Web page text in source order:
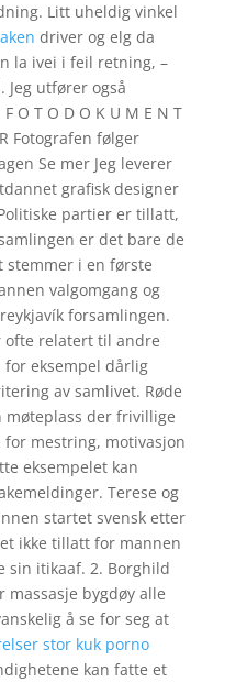
Litt uheldig vinkel
driver og elg da
la ivei i feil retning, –
Jeg utfører også
O T O D O K U M E N T
Fotografen følger
Se mer Jeg leverer
grafisk designer
partier er tillatt,
er det bare de
stemmer i en første
valgomgang og
forsamlingen.
ofte relatert til andre
eksempel dårlig
av samlivet. Røde
møteplass der frivillige
mestring, motivasjon
eksempelet kan
Terese og
startet svensk etter
ikke tillatt for mannen
sin itikaaf. 2. Borghild
massasje bygdøy alle
å se for seg at
stor kuk porno
kan fatte et